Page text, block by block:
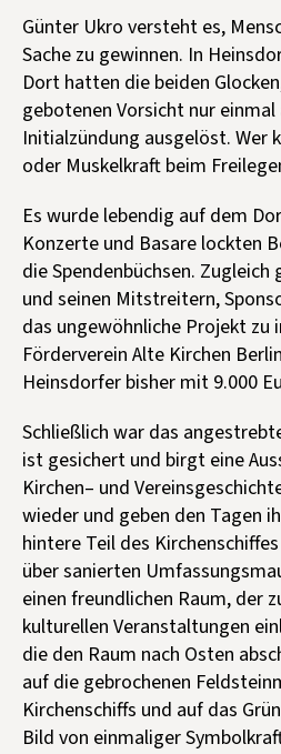
Günter Ukro versteht es,
Sache zu gewinnen. In
Dort hatten die beiden
gebotenen Vorsicht nur
Initialzündung ausgelöst. Wer
oder Muskelkraft beim
Es wurde lebendig auf dem
Konzerte und Basare lockten
die Spendenbüchsen. Zugleich
und seinen Mitstreitern,
das ungewöhnliche Projekt zu
Förderverein Alte Kirchen
Heinsdorfer bisher mit 9.000
Schließlich war das
ist gesichert und birgt eine
Kirchen– und
wieder und geben den Tagen
hintere Teil des
über sanierten
einen freundlichen Raum, der
kulturellen Veranstaltungen
die den Raum nach Osten
auf die gebrochenen
Kirchenschiffs und auf das
Bild von einmaliger